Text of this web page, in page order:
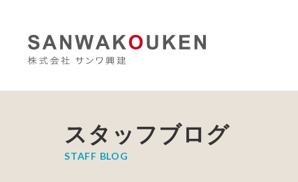
スタッフブログ
STAFF BLOG